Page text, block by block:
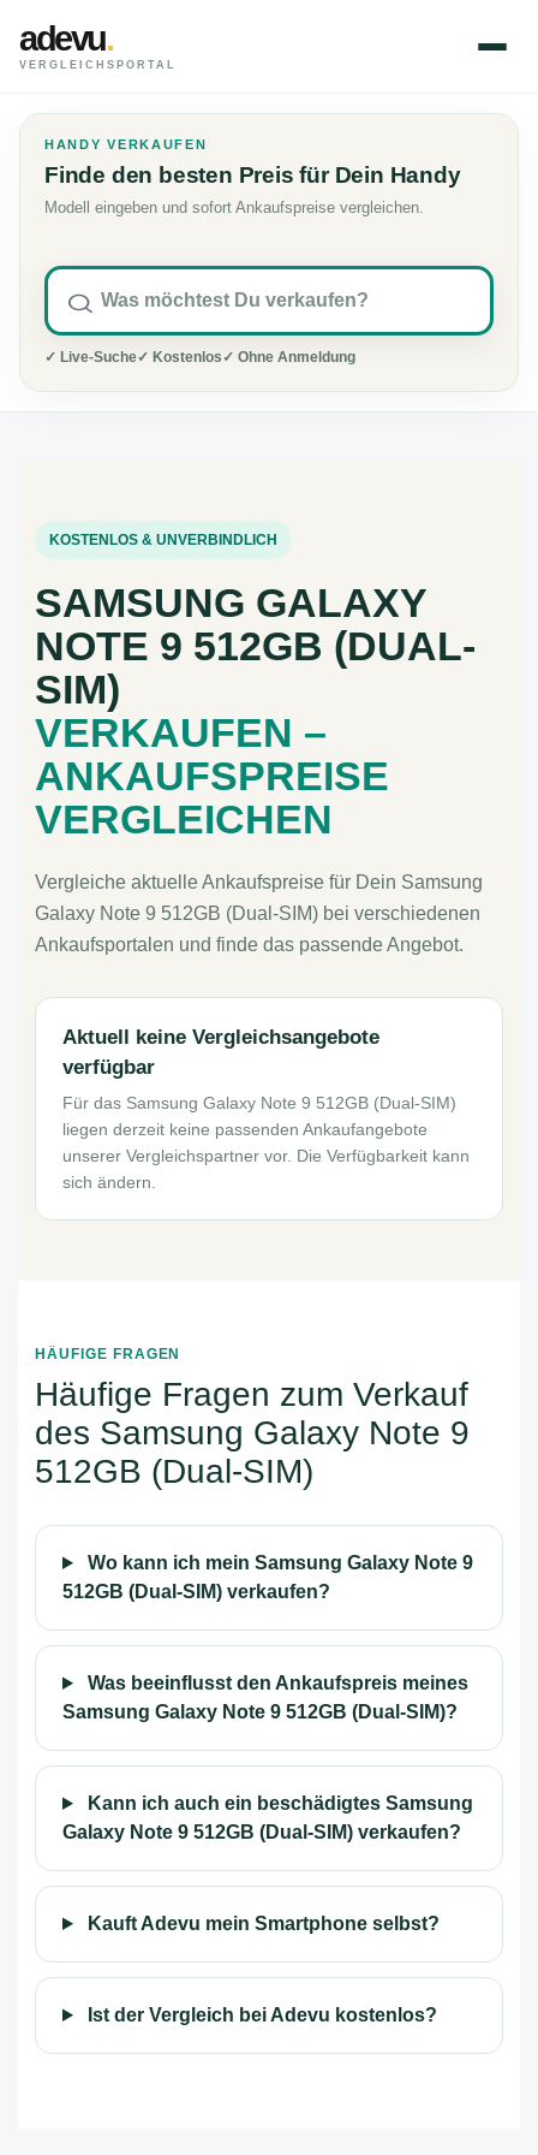
adevu.
VERGLEICHSPORTAL
HANDY VERKAUFEN
Finde den besten Preis für Dein Handy
Modell eingeben und sofort Ankaufspreise vergleichen.
✓ Live-Suche✓ Kostenlos ✓ Ohne Anmeldung
KOSTENLOS & UNVERBINDLICH
SAMSUNG GALAXY
NOTE 9 512GB (DUAL-
SIM)
VERKAUFEN –
ANKAUFSPREISE
VERGLEICHEN
Vergleiche aktuelle Ankaufspreise für Dein Samsung
Galaxy Note 9 512GB (Dual-SIM) bei verschiedenen
Ankaufsportalen und finde das passende Angebot.
Aktuell keine Vergleichsangebote
verfügbar
Für das Samsung Galaxy Note 9 512GB (Dual-SIM)
liegen derzeit keine passenden Ankaufangebote
unserer Vergleichspartner vor. Die Verfügbarkeit kann
sich ändern.
HÄUFIGE FRAGEN
Häufige Fragen zum Verkauf
des Samsung Galaxy Note 9
512GB (Dual-SIM)
Wo kann ich mein Samsung Galaxy Note 9
512GB (Dual-SIM) verkaufen?
Was beeinflusst den Ankaufspreis meines
Samsung Galaxy Note 9 512GB (Dual-SIM)?
Kann ich auch ein beschädigtes Samsung
Galaxy Note 9 512GB (Dual-SIM) verkaufen?
Kauft Adevu mein Smartphone selbst?
Ist der Vergleich bei Adevu kostenlos?